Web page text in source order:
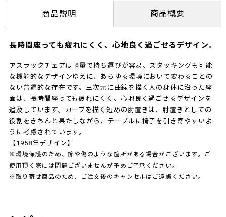
商品説明 商品概要
長時間座っても疲れにくく、心地良く過ごせるデザイン。
アスラックチェアは軽量で持ち運びが容易、スタッキングも可能
な機能的なデザインゆえに、あらゆる環境において変わることの
ない普遍的な存在です。三次元に曲線を描く人の身体に沿った座
面は、長時間座っても疲れにくく、心地良く過ごせるデザインを
追及しています。カーブを描く短めの肘置きは、肘置きとしての
役割をきちんと果たしながら、テーブルに椅子を引き寄やすいよ
うに考慮されています。
【1958年デザイン】
※環境保護のため、節や傷のような箇所がある場合がございます。ご
使用頂く際には問題ございませんが予めご了承ください。
※取り寄せ商品のため、ご注文後のキャンセルはご遠慮ください。